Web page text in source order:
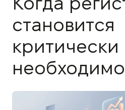
становится
критически